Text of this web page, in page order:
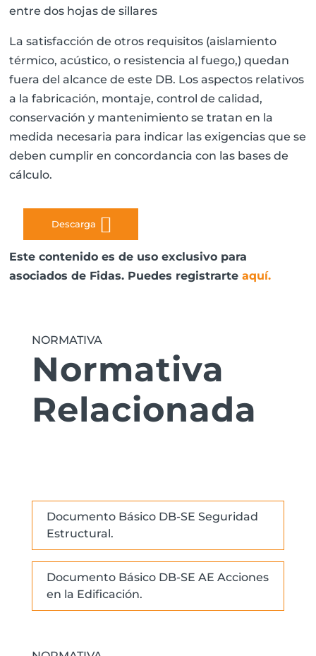
entre dos hojas de sillares
La satisfacción de otros requisitos (aislamiento
térmico, acústico, o resistencia al fuego,) quedan
fuera del alcance de este DB. Los aspectos relativos
a la fabricación, montaje, control de calidad,
conservación y mantenimiento se tratan en la
medida necesaria para indicar las exigencias que se
deben cumplir en concordancia con las bases de
cálculo.
Descarga
Este contenido es de uso exclusivo para
asociados de Fidas. Puedes registrarteaquí.
NORMATIVA
Normativa
Relacionada
Documento Básico DB-SE Seguridad
Estructural.
Documento Básico DB-SE AE Acciones
en la Edificación.